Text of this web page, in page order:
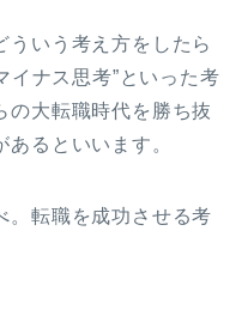
ういう考え方をしたら
イナス思考”といった考
の大転職時代を勝ち抜
るといいます。
。転職を成功させる考